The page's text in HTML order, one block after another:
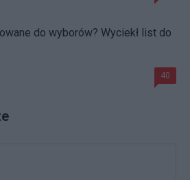
do wyborów? Wyciekł list do
40